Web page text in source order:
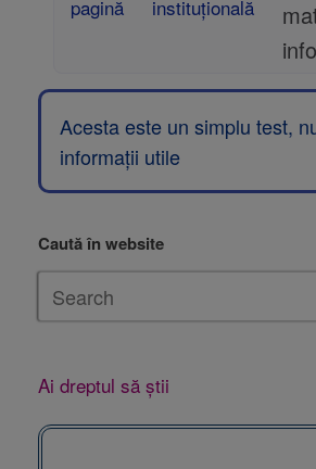
pagină
instituțională
Acesta este un simplu test,
informații utile
Caută în website
Ai dreptul să știi